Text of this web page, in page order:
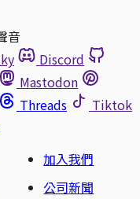
音
Discord
Mastodon
Threads
Tiktok
加入我們
公司新聞